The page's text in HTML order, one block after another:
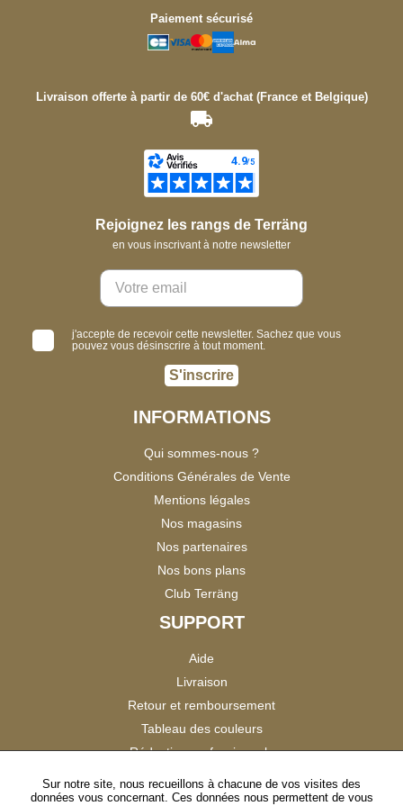
Paiement sécurisé
Livraison offerte à partir de 60€ d'achat (France et Belgique)
Rejoignez les rangs de Terräng
en vous inscrivant à notre newsletter
j'accepte de recevoir cette newsletter. Sachez que vous
pouvez vous désinscrire à tout moment.
S'inscrire
INFORMATIONS
Qui sommes-nous ?
Conditions Générales de Vente
Mentions légales
Nos magasins
Nos partenaires
Nos bons plans
Club Terräng
SUPPORT
Aide
Livraison
Retour et remboursement
Tableau des couleurs
Réduction professionnels
Satisfaction Clients
Sur notre site, nous recueillons à chacune de vos visites des
données vous concernant. Ces données nous permettent de vous